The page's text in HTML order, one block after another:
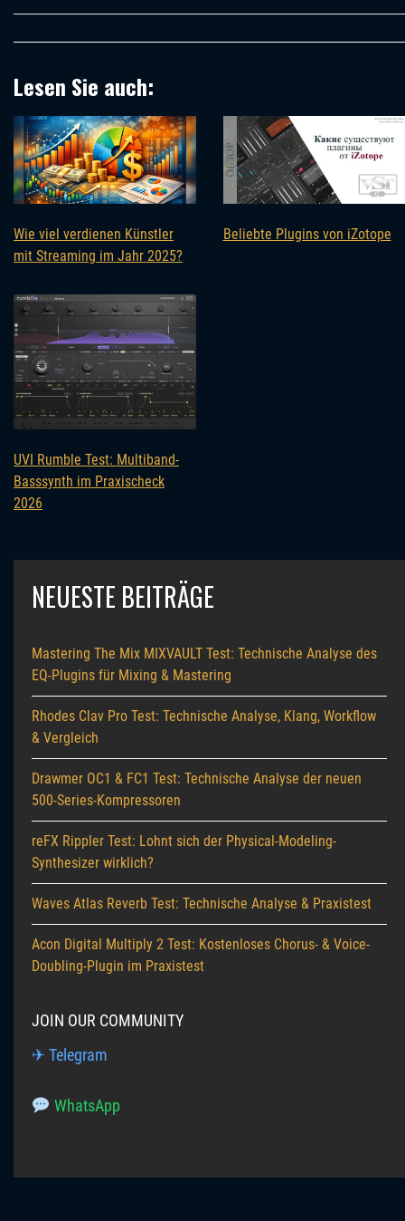
Lesen Sie auch:
Wie viel verdienen Künstler
mit Streaming im Jahr 2025?
Beliebte Plugins von iZotope
UVI Rumble Test: Multiband-
Basssynth im Praxischeck
2026
NEUESTE BEITRÄGE
Mastering The Mix MIXVAULT Test: Technische Analyse des
EQ-Plugins für Mixing & Mastering
Rhodes Clav Pro Test: Technische Analyse, Klang, Workflow
& Vergleich
Drawmer OC1 & FC1 Test: Technische Analyse der neuen
500-Series-Kompressoren
reFX Rippler Test: Lohnt sich der Physical-Modeling-
Synthesizer wirklich?
Waves Atlas Reverb Test: Technische Analyse & Praxistest
Acon Digital Multiply 2 Test: Kostenloses Chorus- & Voice-
Doubling-Plugin im Praxistest
JOIN OUR COMMUNITY
✈ Telegram
WhatsApp